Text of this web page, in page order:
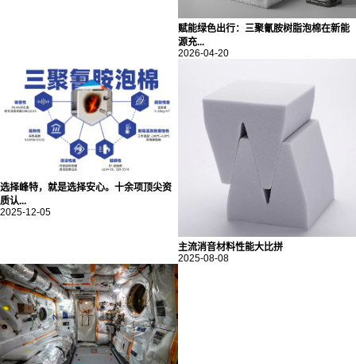
赋能绿色出行：三聚氰胺树脂泡棉在新能
源充...
2026-04-20
选择峰特，就是选择安心。十余项顶尖资
质认...
2025-12-05
主流消音材料性能大比拼
2025-08-08